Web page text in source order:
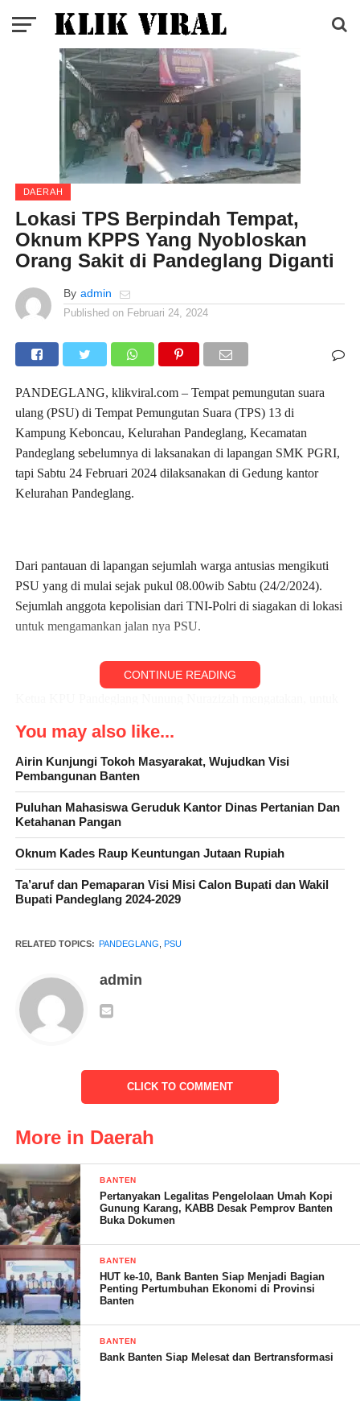
DAERAH
Lokasi TPS Berpindah Tempat,
Oknum KPPS Yang Nyobloskan
Orang Sakit di Pandeglang Diganti
By admin
Published on Februari 24, 2024
PANDEGLANG, klikviral.com – Tempat pemungutan suara
ulang (PSU) di Tempat Pemungutan Suara (TPS) 13 di
Kampung Keboncau, Kelurahan Pandeglang, Kecamatan
Pandeglang sebelumnya di laksanakan di lapangan SMK PGRI,
tapi Sabtu 24 Februari 2024 dilaksanakan di Gedung kantor
Kelurahan Pandeglang.
Dari pantauan di lapangan sejumlah warga antusias mengikuti
PSU yang di mulai sejak pukul 08.00wib Sabtu (24/2/2024).
Sejumlah anggota kepolisian dari TNI-Polri di siagakan di lokasi
untuk mengamankan jalan nya PSU.
dia, lapangan SMK PGRI, hari ini kita gelar di Gedung
Kelurahan Pandeglang.
” Tempat bergeser karena di tempat sebelumnya ada kegiatan
belajar. Untuk Pandeglang hanya satu TPS yang menggelar PSU
yakni di TPS 013 dengan jumlah DPT 276 pemilih,” kata
Nunung.
Nunung mengaku untuk petugas KPPS yang sebelumnya telah
pihaknya sudah mengganti orang tersebut.
“Kami ganti hanya satu orang saja, dan untuk petugas yang
lainnya masih tetap,” ujar Nunung.
Kata dia, untuk PSU di TPS 013 diharapakan animo masyarakat
untuk melakukan pemilihan ulang bisa meningkat.
“Harapan nya angka partisipasi bisa meningkat dan bisa melebihi
di hari sebelumnya,” kata Nunung.
CONTINUE READING
You may also like...
Airin Kunjungi Tokoh Masyarakat, Wujudkan Visi
Pembangunan Banten
Puluhan Mahasiswa Geruduk Kantor Dinas Pertanian Dan
Ketahanan Pangan
Oknum Kades Raup Keuntungan Jutaan Rupiah
Ta’aruf dan Pemaparan Visi Misi Calon Bupati dan Wakil
Bupati Pandeglang 2024-2029
RELATED TOPICS: PANDEGLANG PSU
admin
CLICK TO COMMENT
More in Daerah
BANTEN
Pertanyakan Legalitas Pengelolaan Umah Kopi
Gunung Karang, KABB Desak Pemprov Banten
Buka Dokumen
BANTEN
HUT ke-10, Bank Banten Siap Menjadi Bagian
Penting Pertumbuhan Ekonomi di Provinsi
Banten
BANTEN
Bank Banten Siap Melesat dan Bertransformasi